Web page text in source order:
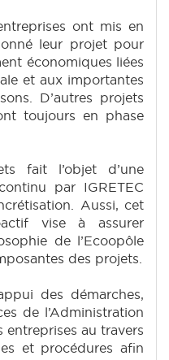
ont mis en
leur projet pour
économiques liées
et aux importantes
D’autres projets
toujours en phase
fait l’objet d’une
par IGRETEC
Aussi, cet
vise à assurer
de l’Ecoopôle
des projets.
des démarches,
de l’Administration
au travers
et procédures afin